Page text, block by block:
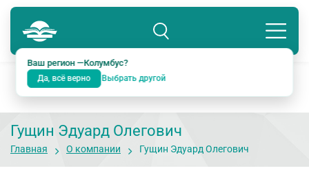
Колумбус
Подразделение: Екатеринбург
Ваш регион —Колумбус?
Да, всё верно Выбрать другой
8 800 234-18-38
Гущин Эдуард Олегович
Главная О компании Гущин Эдуард Олегович